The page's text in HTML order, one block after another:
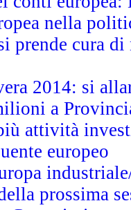
nella
prende cura
2014: si
a
attività
europeo
prossima